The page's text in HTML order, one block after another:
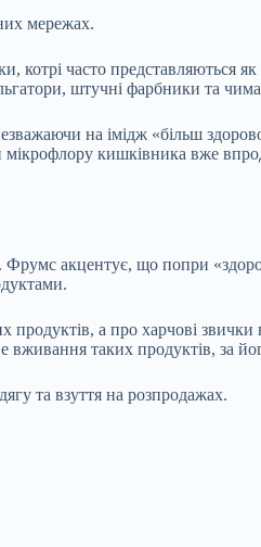
мережах.
котрі часто
штучні фарбники та
на імідж «більш
кишківника вже
акцентує, що попри
а про харчові
вживання таких продуктів, за
та взуття на розпродажах.